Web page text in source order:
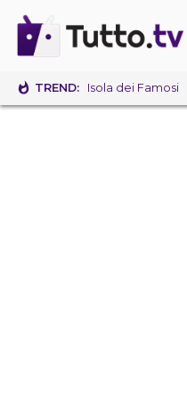
TREND: Isola dei Famosi